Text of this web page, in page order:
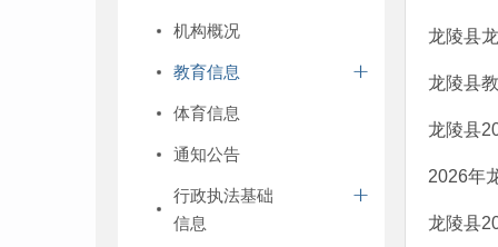
机构概况
教育信息
体育信息
通知公告
行政执法基础
信息
龙陵县
龙陵县
龙陵县
2026年
龙陵县